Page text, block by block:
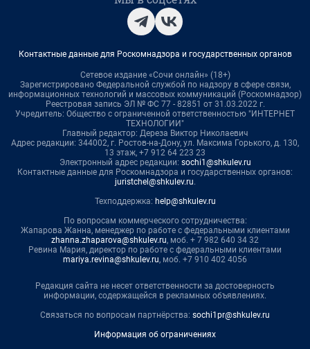
Контактные данные для Роскомнадзора и государственных органов
Сетевое издание «Сочи онлайн» (18+)
Зарегистрировано Федеральной службой по надзору в сфере связи,
информационных технологий и массовых коммуникаций (Роскомнадзор)
Реестровая запись ЭЛ № ФС 77 - 82851 от 31.03.2022 г.
Учредитель: Общество с ограниченной ответственностью "ИНТЕРНЕТ
ТЕХНОЛОГИИ"
Главный редактор: Дереза Виктор Николаевич
Адрес редакции: 344002, г. Ростов-на-Дону, ул. Максима Горького, д. 130,
13 этаж, +7 912 64 223 23
Электронный адрес редакции: sochi1@shkulev.ru
Контактные данные для Роскомнадзора и государственных органов:
juristchel@shkulev.ru.
Техподдержка: help@shkulev.ru
По вопросам коммерческого сотрудничества:
Жапарова Жанна, менеджер по работе с федеральными клиентами
zhanna.zhaparova@shkulev.ru, моб. + 7 982 640 34 32
Ревина Мария, директор по работе с федеральными клиентами
mariya.revina@shkulev.ru, моб. +7 910 402 4056
Редакция сайта не несет ответственности за достоверность
информации, содержащейся в рекламных объявлениях.
Связаться по вопросам партнёрства: sochi1pr@shkulev.ru
Информация об ограничениях